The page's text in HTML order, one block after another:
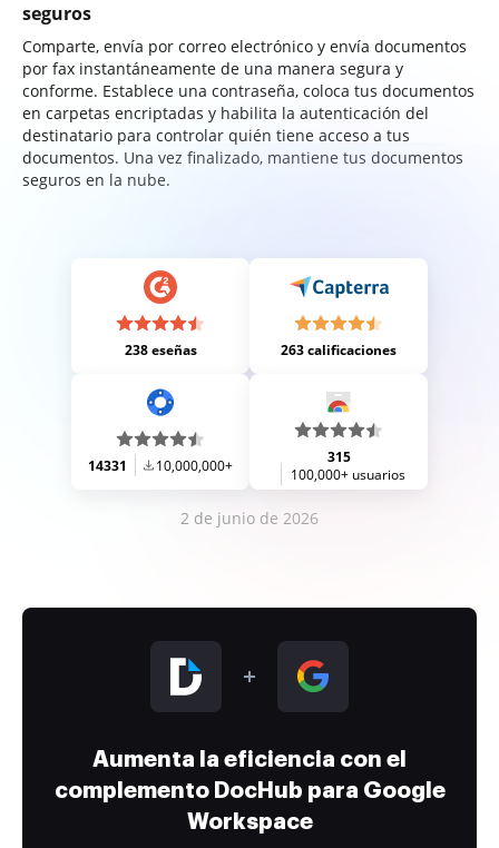
seguros
Comparte, envía por correo electrónico y envía documentos
por fax instantáneamente de una manera segura y
conforme. Establece una contraseña, coloca tus documentos
en carpetas encriptadas y habilita la autenticación del
destinatario para controlar quién tiene acceso a tus
documentos. Una vez finalizado, mantiene tus documentos
seguros en la nube.
238 eseñas 263 calificaciones
14331 10,000,000+
315
100,000+ usuarios
2 de junio de 2026
Aumenta la eficiencia con el
complemento DocHub para Google
Workspace